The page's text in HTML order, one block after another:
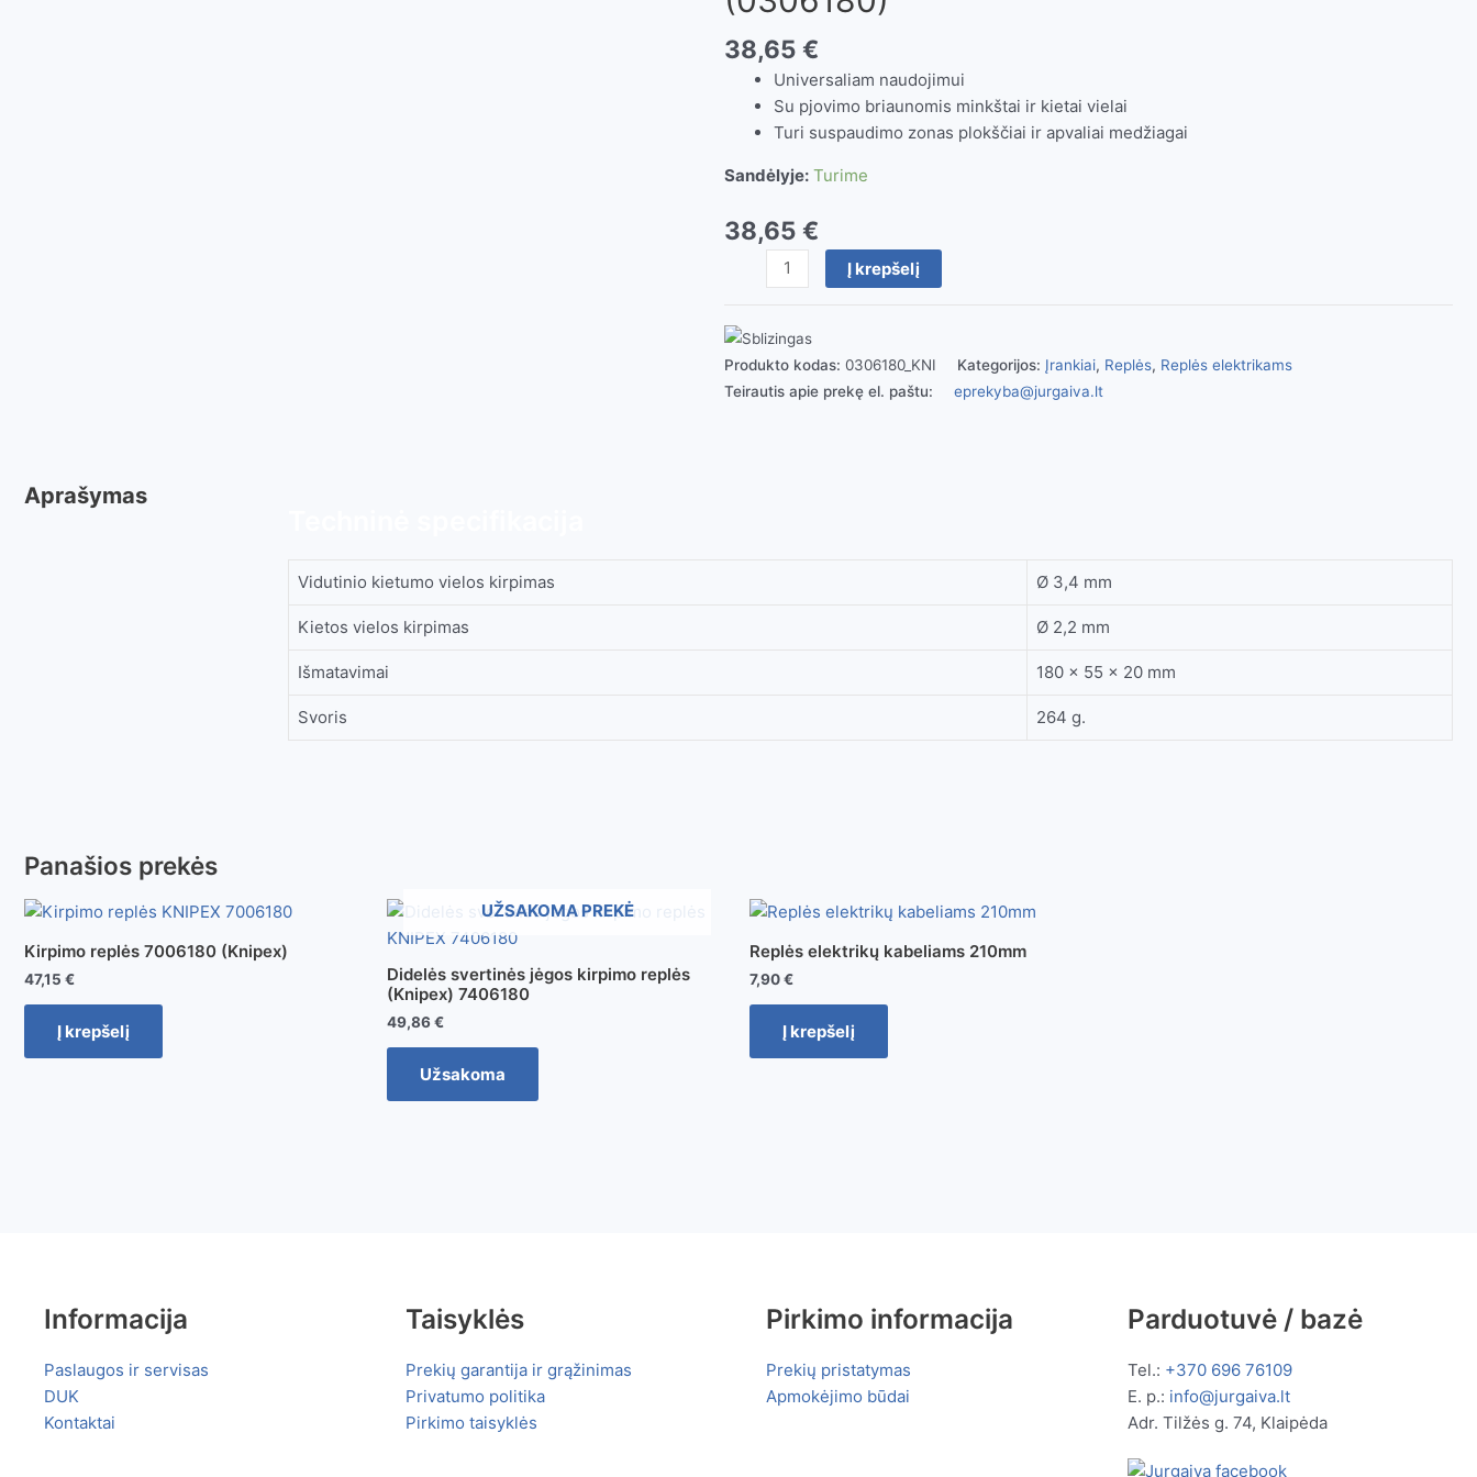
38,65 €
Universaliam naudojimui
Su pjovimo briaunomis minkštai ir kietai vielai
Turi suspaudimo zonas plokščiai ir apvaliai medžiagai
Sandėlyje: Turime
38,65 €
produkto
kiekis:
replės
elektrikams
Knipex
Į krepšelį
Produkto kodas: 0306180_KNI Kategorijos: Įrankiai, Replės, Replės elektrikams
Teirautis apie prekę el. paštu:
eprekyba@jurgaiva.lt
Aprašymas
Vidutinio kietumo vielos kirpimas Ø 3,4 mm
Kietos vielos kirpimas Ø 2,2 mm
Išmatavimai 180 x 55 x 20 mm
Svoris 264 g.
Panašios prekės
Kirpimo replės 7006180 (Knipex)
47,15 €
Į krepšelį
UŽSAKOMA PREKĖ
Didelės svertinės jėgos kirpimo replės
(Knipex) 7406180
49,86€
Užsakoma
Replės elektrikų kabeliams 210mm
7,90€
Į krepšelį
Informacija
Paslaugos ir servisas
DUK
Kontaktai
Taisyklės
Prekių garantija ir grąžinimas
Privatumo politika
Pirkimo taisyklės
Pirkimo informacija
Prekių pristatymas
Apmokėjimo būdai
Parduotuvė / bazė
Tel.: +370 696 76109
E. p.: info@jurgaiva.lt
Adr. Tilžės g. 74, Klaipėda